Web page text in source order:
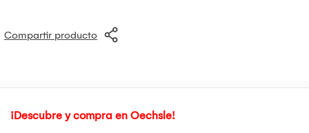
Compartir producto
¡Descubre y compra en Oechsle!